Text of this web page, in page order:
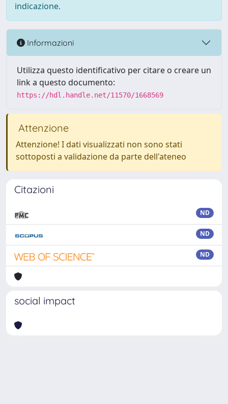
indicazione.
Informazioni
Utilizza questo identificativo per citare o creare un
link a questo documento:
https://hdl.handle.net/11570/1668569
Attenzione
Attenzione! I dati visualizzati non sono stati
sottoposti a validazione da parte dell'ateneo
Citazioni
ND
ND
ND
social impact